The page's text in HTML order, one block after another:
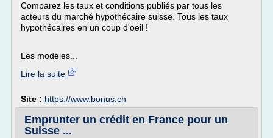
Comparez les taux et conditions publiés par tous les
acteurs du marché hypothécaire suisse. Tous les taux
hypothécaires en un coup d'oeil !
Les modèles...
Lire la suite
Site : https://www.bonus.ch
Emprunter un crédit en France pour un
Suisse ...